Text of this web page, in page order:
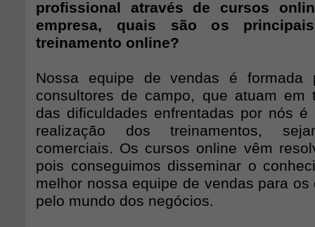
profissional através de cursos
empresa, quais são os
treinamento online?
Nossa equipe de vendas é formada
consultores de campo, que atuam em
das dificuldades enfrentadas por nós
realização dos treinamentos,
comerciais. Os cursos online vêm
pois conseguimos disseminar o
melhor nossa equipe de vendas para
pelo mundo dos negócios.